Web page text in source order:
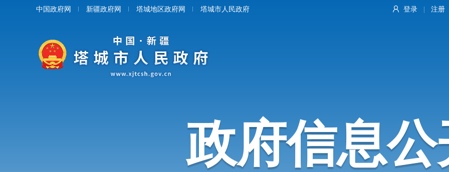
登录 注册
中国政府网 新疆政府网 塔城地区政府网 塔城市人民政府
政府信息公